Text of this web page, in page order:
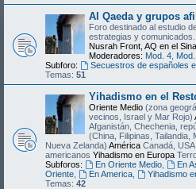
Al Qaeda y grupos
Foro destinado al estudio
estrategias y comunicados.
Nusrah Front, AQ en el
Moderadores: Mod. 4
Subforo:
Secuestros de españoles
Temas: 51
Yihadismo en el
Oriente Medio (zona
vecinos, Israel y Mar Rojo)
Afganistán, Chechenia,
(China, Filipinas, Tailandia,
Nueva Zelanda) América Canadá,
americanos Yihadismo en Europa
Subforos:
En Oriente Medio, En
Oriente
En America,
Yihadismo
Temas: 42